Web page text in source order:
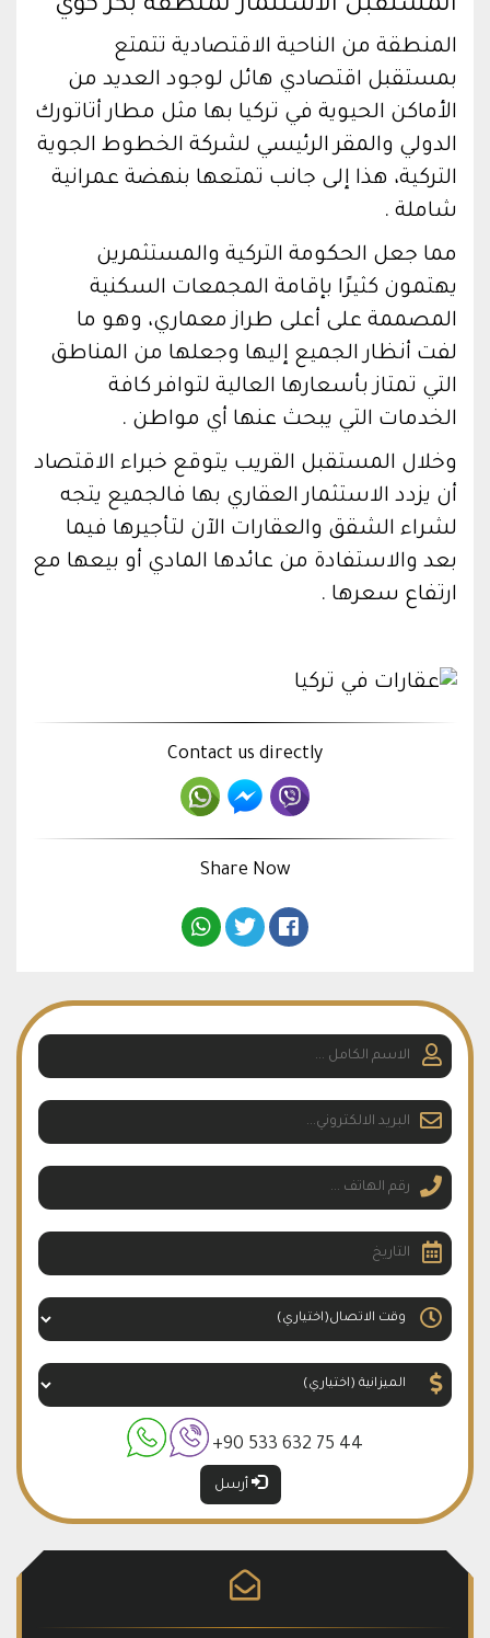
المستقبل الاستثمار لمنطقة بكر كوي
المنطقة من الناحية الاقتصادية تتمتع
بمستقبل اقتصادي هائل لوجود العديد من
الأماكن الحيوية في تركيا بها مثل مطار أتاتورك
الدولي والمقر الرئيسي لشركة الخطوط الجوية
التركية، هذا إلى جانب تمتعها بنهضة عمرانية
شاملة .
مما جعل الحكومة التركية والمستثمرين
يهتمون كثيرًا بإقامة المجمعات السكنية
المصممة على أعلى طراز معماري، وهو ما
لفت أنظار الجميع إليها وجعلها من المناطق
التي تمتاز بأسعارها العالية لتوافر كافة
الخدمات التي يبحث عنها أي مواطن .
وخلال المستقبل القريب يتوقع خبراء الاقتصاد
أن يزدد الاستثمار العقاري بها فالجميع يتجه
لشراء الشقق والعقارات الآن لتأجيرها فيما
بعد والاستفادة من عائدها المادي أو بيعها مع
ارتفاع سعرها .
Contact us directly
Share Now
+90 533 632 75 44